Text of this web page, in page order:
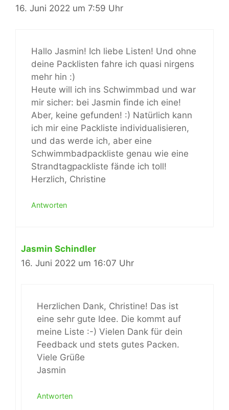
16. Juni 2022 um 7:59 Uhr
Hallo Jasmin! Ich liebe Listen! Und ohne
deine Packlisten fahre ich quasi nirgens
mehr hin :)
Heute will ich ins Schwimmbad und war
mir sicher: bei Jasmin finde ich eine!
Aber, keine gefunden! :) Natürlich kann
ich mir eine Packliste individualisieren,
und das werde ich, aber eine
Schwimmbadpackliste genau wie eine
Strandtagpackliste fände ich toll!
Herzlich, Christine
Antworten
Jasmin Schindler
16. Juni 2022 um 16:07 Uhr
Herzlichen Dank, Christine! Das ist
eine sehr gute Idee. Die kommt auf
meine Liste :-) Vielen Dank für dein
Feedback und stets gutes Packen.
Viele Grüße
Jasmin
Antworten